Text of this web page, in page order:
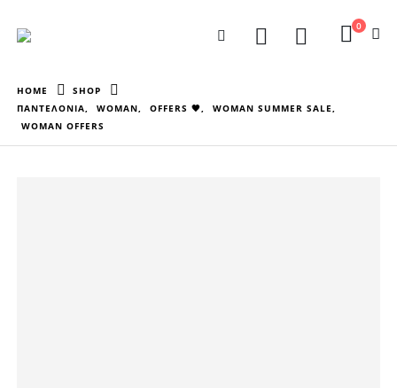
0
HOME
SHOP
ΠΑΝΤΕΛΟΝΙΑ, WOMAN, OFFERS 🖤, WOMAN SUMMER SALE,
WOMAN OFFERS